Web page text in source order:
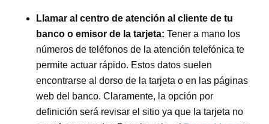
Llamar al centro de atención al cliente de tu
banco o emisor de la tarjeta:Tener a mano los
números de teléfonos de la atención telefónica te
permite actuar rápido. Estos datos suelen
encontrarse al dorso de la tarjeta o en las páginas
web del banco. Claramente, la opción por
definición será revisar el sitio ya que la tarjeta no